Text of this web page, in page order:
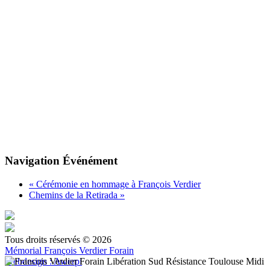
Navigation Événément
« Cérémonie en hommage à François Verdier
Chemins de la Retirada »
Tous droits réservés © 2026
Mémorial François Verdier Forain
Webdesign : Awerpi